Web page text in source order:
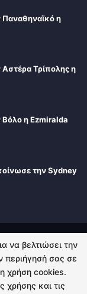
η
Τρίπολης η
η Ezmiralda
την Sydney
να βελτιώσει την
περιήγησή σας σε
χρήση cookies.
χρήσης και τις